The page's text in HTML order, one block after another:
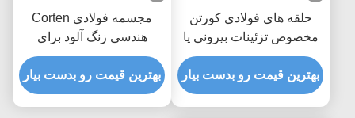
حلقه های فولادی کورتن
مخصوص تزئینات بیرونی یا
باغ
بهترین قیمت رو بدست بیار
مجسمه فولادی Corten
هندسی زنگ آلود برای
تزئینات باغ های بیرونی و
هنر چشم انداز
بهترین قیمت رو بدست بیار